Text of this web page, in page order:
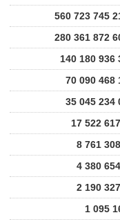
560 723 745
280 361 872
140 180 936
70 090 468
35 045 234
17 522
8 761
4 380
2 190
1 095